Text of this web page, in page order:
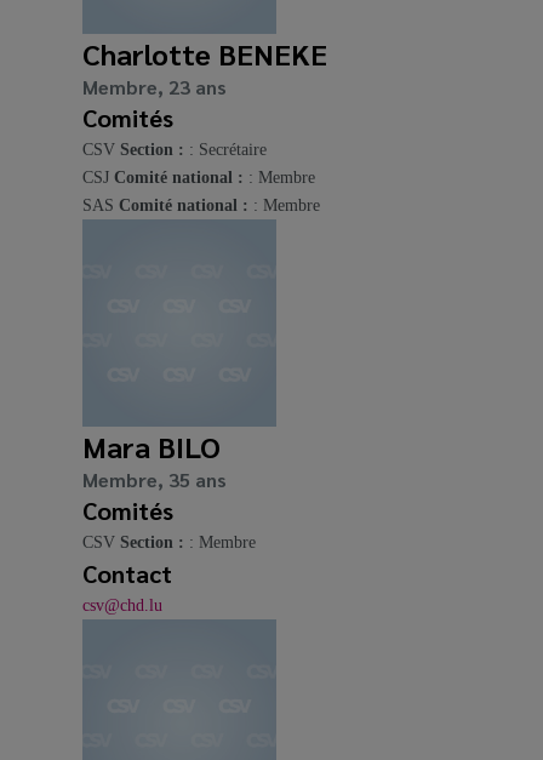
Charlotte BENEKE
Membre, 23 ans
Comités
CSV Section : : Secrétaire
CSJ Comité national : : Membre
SAS Comité national : : Membre
Mara BILO
Membre, 35 ans
Comités
CSV Section : : Membre
Contact
csv@chd.lu